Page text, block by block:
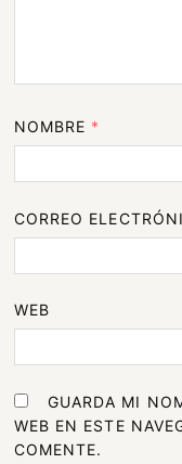
NOMBRE *
CORREO
WEB
GUARDA MI
WEB EN ESTE
COMENTE.